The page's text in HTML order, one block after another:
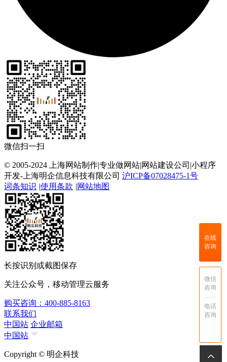
微信扫一扫
© 2005-2024 上海网站制作|专业做网站|网站建设公司|小程序
开发-上海明企信息科技有限公司 沪ICP备07028475-1号
词条知识 |使用条款 |网站地图
长按识别或截图保存
关注公众号，移动管理云服务
购买咨询：400-885-8163
联系我们
中国站 企业邮箱
中国站
Copyright © 明企科技
在线
咨询
微信
咨询
电话
咨询